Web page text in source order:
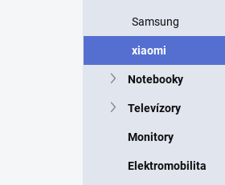
e
Samsung
xiaomi
Notebooky
Televízory
Monitory
Elektromobilita